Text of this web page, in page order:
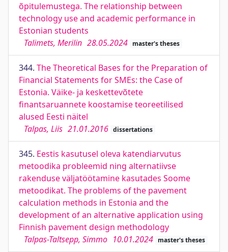
õpitulemustega. The relationship between
technology use and academic performance in
Estonian students
Talimets, Merilin 28.05.2024 master's theses
344. The Theoretical Bases for the Preparation of
Financial Statements for SMEs: the Case of
Estonia. Väike- ja keskettevõtete
finantsaruannete koostamise teoreetilised
alused Eesti näitel
Talpas, Liis 21.01.2016 dissertations
345. Eestis kasutusel oleva katendiarvutus
metoodika probleemid ning alternatiivse
rakenduse väljatöötamine kasutades Soome
metoodikat. The problems of the pavement
calculation methods in Estonia and the
development of an alternative application using
Finnish pavement design methodology
Talpas-Taltsepp, Simmo 10.01.2024 master's theses